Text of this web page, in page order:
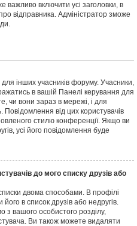
важливо включити усі заголовки, в
відправника. Адміністратор зможе
інших учасників форуму. Учасники,
в вашій Панелі керування для
чи вони зараз в мережі, і для
від цих користувачів
стилю конференції. Якщо ви
усі його повідомлення буде
до мого списку друзів або
двома способами. В профілі
в список друзів або недругів.
з вашого особистого розділу,
Ви також можете видаляти